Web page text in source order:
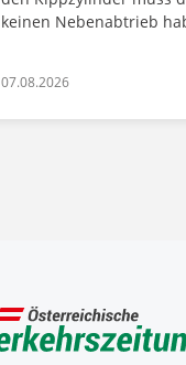
keinen Nebenabtrieb
07.08.2026